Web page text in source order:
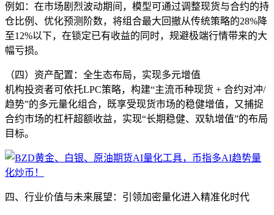
例如：在市场剧烈波动期间，模型可通过调整现货与合约的持
仓比例、优化预测阶数，将组合最大回撤从传统策略的28%降
至12%以下，在锁定已有收益的同时，规避极端行情带来的大
幅亏损。
（四）资产配置：全生态布局，实现多元增值
机构投资者可依托LPC策略，构建“主流币种现货 + 合约对冲/
趋势”的多元量化组合，既享受现货市场的稳健增值，又捕捉
合约市场的杠杆超额收益，实现“长期稳健、双轨增值”的布局
目标。
四、行业价值与未来展望：引领加密量化进入精准化时代